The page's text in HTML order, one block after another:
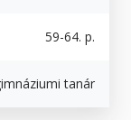
59-64. p.
tanár